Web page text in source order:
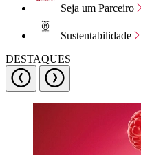
Seja um Parceiro
Sustentabilidade
DESTAQUES